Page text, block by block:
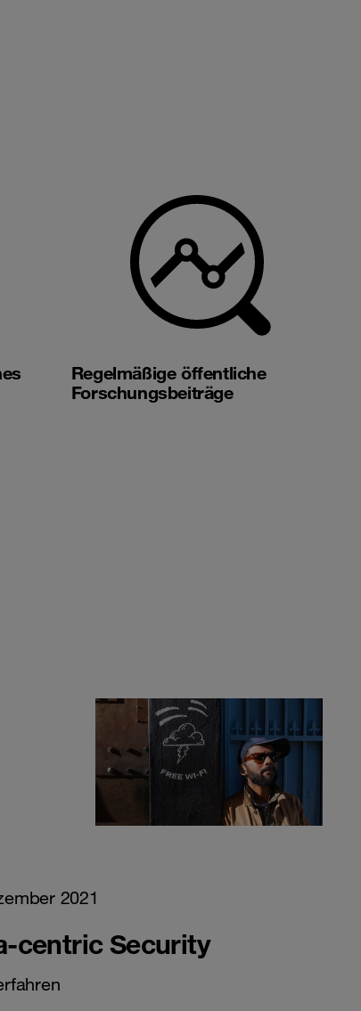
Regelmäßige öffentliche
Forschungsbeiträge
2021
centric Security